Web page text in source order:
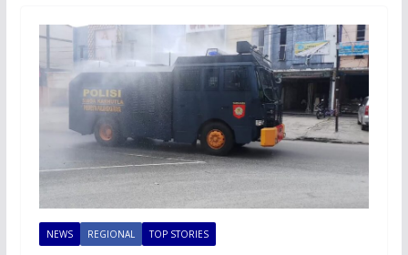
NEWS REGIONAL TOP STORIES